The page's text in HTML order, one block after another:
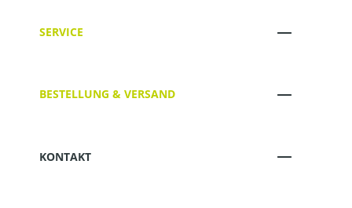
SERVICE
BESTELLUNG & VERSAND
KONTAKT